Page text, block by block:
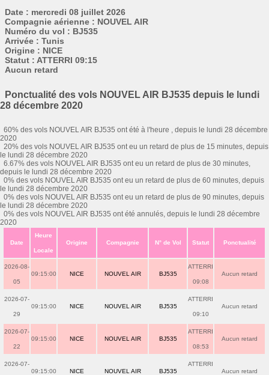
Date : mercredi 08 juillet 2026
Compagnie aérienne : NOUVEL AIR
Numéro du vol : BJ535
Arrivée : Tunis
Origine : NICE
Statut : ATTERRI 09:15
Aucun retard
Ponctualité des vols NOUVEL AIR BJ535 depuis le lundi
28 décembre 2020
60% des vols NOUVEL AIR BJ535 ont été à l'heure , depuis le lundi 28 décembre
2020
20% des vols NOUVEL AIR BJ535 ont eu un retard de plus de 15 minutes, depuis
le lundi 28 décembre 2020
6.67% des vols NOUVEL AIR BJ535 ont eu un retard de plus de 30 minutes,
depuis le lundi 28 décembre 2020
0% des vols NOUVEL AIR BJ535 ont eu un retard de plus de 60 minutes, depuis
le lundi 28 décembre 2020
0% des vols NOUVEL AIR BJ535 ont eu un retard de plus de 90 minutes, depuis
le lundi 28 décembre 2020
0% des vols NOUVEL AIR BJ535 ont été annulés, depuis le lundi 28 décembre
2020
Date
Heure
Locale
Origine Compagnie N° de Vol Statut Ponctualité
2026-08-
05
09:15:00 NICE NOUVEL AIR BJ535
ATTERRI
09:08
Aucun retard
2026-07-
29
09:15:00 NICE NOUVEL AIR BJ535
ATTERRI
09:10
Aucun retard
2026-07-
22
09:15:00 NICE NOUVEL AIR BJ535
ATTERRI
08:53
Aucun retard
2026-07-
09:15:00 NICE NOUVEL AIR BJ535
ATTERRI
Aucun retard